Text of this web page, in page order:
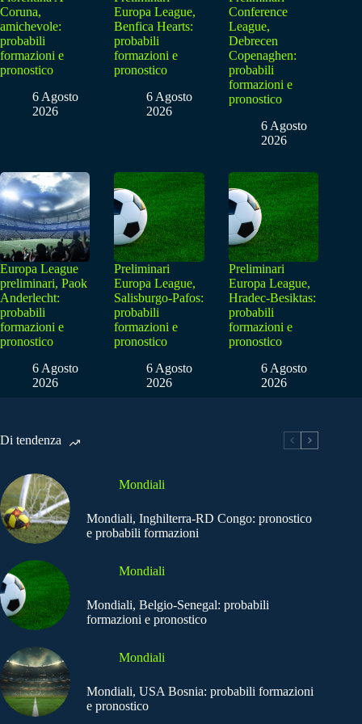
Coruna,
amichevole:
probabili
formazioni e
pronostico
6 Agosto
2026
Europa League,
Benfica Hearts:
probabili
formazioni e
pronostico
6 Agosto
2026
Conference
League,
Debrecen
Copenaghen:
probabili
formazioni e
pronostico
6 Agosto
2026
Europa League
preliminari, Paok
Anderlecht:
probabili
formazioni e
pronostico
6 Agosto
2026
Preliminari
Europa League,
Salisburgo-Pafos:
probabili
formazioni e
pronostico
6 Agosto
2026
Preliminari
Europa League,
Hradec-Besiktas:
probabili
formazioni e
pronostico
6 Agosto
2026
Di tendenza
Mondiali
Mondiali, Inghilterra-RD Congo: pronostico
e probabili formazioni
Mondiali
Mondiali, Belgio-Senegal: probabili
formazioni e pronostico
Mondiali
Mondiali, USA Bosnia: probabili formazioni
e pronostico